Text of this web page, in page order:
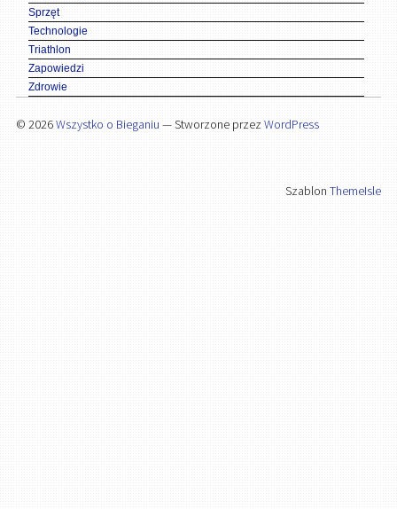
Sprzęt
Technologie
Triathlon
Zapowiedzi
Zdrowie
© 2026Wszystko o Bieganiu — Stworzone przez WordPress
SzablonThemeIsle